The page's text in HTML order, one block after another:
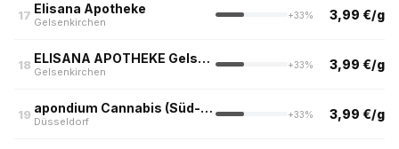
17 Elisana Apotheke
Gelsenkirchen
+33% 3,99 €/g
18 ELISANA APOTHEKE Gelsenkirchen Buer
Gelsenkirchen
+33% 3,99 €/g
19 apondium Cannabis (Süd-Apotheke, Düsseldorf)
Düsseldorf
+33% 3,99 €/g